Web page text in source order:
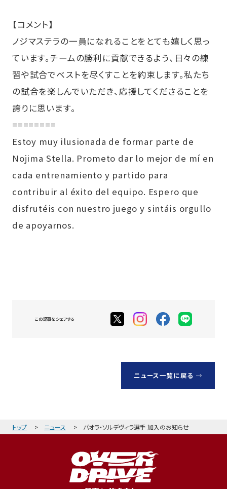
【コメント】
ノジマステラの一員になれることをとても嬉しく思っ
ています。チームの勝利に貢献できるよう、日々の練
習や試合でベストを尽くすことを約束します。私たち
の試合を楽しんでいただき、応援してくださることを
誇りに思います。
========
Estoy muy ilusionada de formar parte de
Nojima Stella. Prometo dar lo mejor de mí en
cada entrenamiento y partido para
contribuir al éxito del equipo. Espero que
disfrutéis con nuestro juego y sintáis orgullo
de apoyarnos.
この記事をシェアする
ニュース一覧に戻る
トップ ニュース パオラ・ソルデヴィラ選手 加入のお知らせ